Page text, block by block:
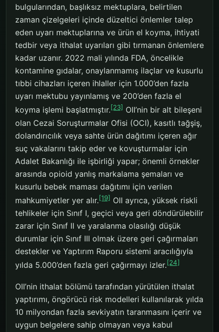
bulgularından, başlıksız mektuplara, belirtilen
zaman çizelgeleri içinde düzeltici önlemler talep
eden uyarı mektuplarına ve ürün el koyma, ihtiyati
tedbir veya ithalat uyarıları gibi tırmanan önlemlere
kadar uzanır. 2022 mali yılında FDA, öncelikle
kontamine gıdalar, onaylanmamış ilaçlar ve kusurlu
tıbbi cihazları içeren ihlaller için 1.000’den fazla
uyarı mektubu yayınlamış ve 200’den fazla el
koyma işlemi başlatmıştır.[23] OII’nin bir alt bileşeni
olan Cezai Soruşturmalar Ofisi (OCI), kasıtlı tağşiş,
dolandırıcılık veya sahte ürün dağıtımı içeren ağır
suç vakalarını takip eder ve kovuşturmalar için
Adalet Bakanlığı ile işbirliği yapar; önemli örnekler
arasında opioid yanlış markalama şemaları ve
kusurlu bebek maması dağıtımı için verilen
mahkumiyetler yer alır.[19] OII ayrıca, yüksek riskli
tehlikeler için Sınıf I, geçici veya geri döndürülebilir
zarar için Sınıf II ve yaralanma olasılığı düşük
durumlar için Sınıf III olmak üzere geri çağırmaları
destekler ve Yaptırım Raporu sistemi aracılığıyla
yılda 5.000’den fazla geri çağırmayı izler.[24]
OII’nin ithalat bölümü tarafından yürütülen ithalat
yaptırımı, öngörücü risk modelleri kullanılarak yılda
10 milyondan fazla sevkiyatın taranmasını içerir ve
uygun belgelere sahip olmayan veya kabul